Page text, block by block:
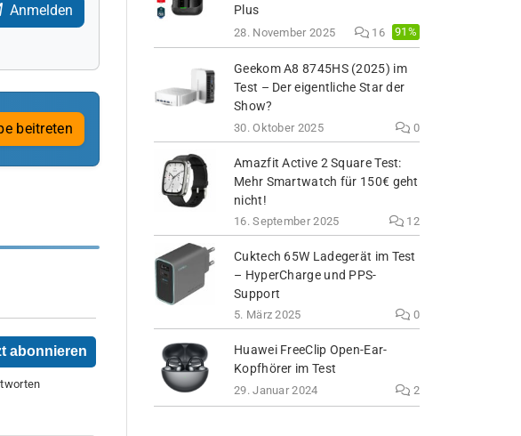
Anmelden
beitreten
Plus
28. November 2025 16 91%
Geekom A8 8745HS (2025) im
Test – Der eigentliche Star der
Show?
30. Oktober 2025 0
Amazfit Active 2 Square Test:
Mehr Smartwatch für 150€ geht
nicht!
16. September 2025 12
Cuktech 65W Ladegerät im Test
– HyperCharge und PPS-
Support
5. März 2025 0
Huawei FreeClip Open-Ear-
Kopfhörer im Test
29. Januar 2024 2